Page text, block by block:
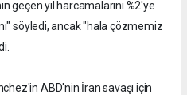
geçen yıl harcamalarını %2'ye
söyledi, ancak "hala çözmemiz
ABD'nin İran savaşı için